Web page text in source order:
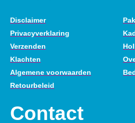
Disclaimer
Privacyverklaring
Verzenden
Klachten
Algemene voorwaarden
Retourbeleid
Contact